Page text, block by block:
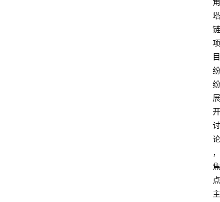
角
塔
链
项
目
纷
纷
展
开
讨
论
，
焦
点
主